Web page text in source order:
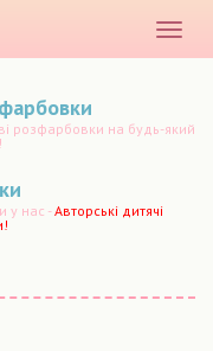
меню
розфарбовки на будь-який
у нас -Авторські дитячі